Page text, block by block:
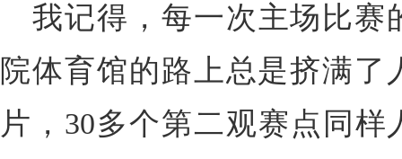
我记得，每一次主场比赛
院体育馆的路上总是挤满
片，30多个第二观赛点同